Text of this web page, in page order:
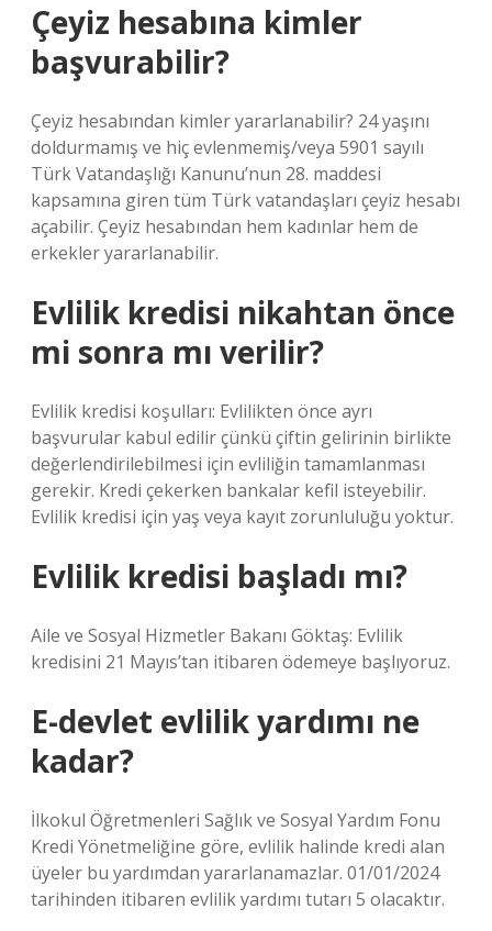
Çeyiz hesabına kimler
başvurabilir?
Çeyiz hesabından kimler yararlanabilir? 24 yaşını
doldurmamış ve hiç evlenmemiş/veya 5901 sayılı
Türk Vatandaşlığı Kanunu’nun 28. maddesi
kapsamına giren tüm Türk vatandaşları çeyiz hesabı
açabilir. Çeyiz hesabından hem kadınlar hem de
erkekler yararlanabilir.
Evlilik kredisi nikahtan önce
mi sonra mı verilir?
Evlilik kredisi koşulları: Evlilikten önce ayrı
başvurular kabul edilir çünkü çiftin gelirinin birlikte
değerlendirilebilmesi için evliliğin tamamlanması
gerekir. Kredi çekerken bankalar kefil isteyebilir.
Evlilik kredisi için yaş veya kayıt zorunluluğu yoktur.
Evlilik kredisi başladı mı?
Aile ve Sosyal Hizmetler Bakanı Göktaş: Evlilik
kredisini 21 Mayıs’tan itibaren ödemeye başlıyoruz.
E-devlet evlilik yardımı ne
kadar?
İlkokul Öğretmenleri Sağlık ve Sosyal Yardım Fonu
Kredi Yönetmeliğine göre, evlilik halinde kredi alan
üyeler bu yardımdan yararlanamazlar. 01/01/2024
tarihinden itibaren evlilik yardımı tutarı 5 olacaktır.